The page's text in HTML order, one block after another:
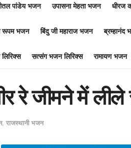
पांडेय भजन उपासना मेहता भजन धीरज
रूपम भजन बिंदु जी महाराज भजन ब्रम्हानंद
सत्संग भजन लिरिक्स रामायण भजन
रे जीमने में लीले
, राजस्थानी भजन